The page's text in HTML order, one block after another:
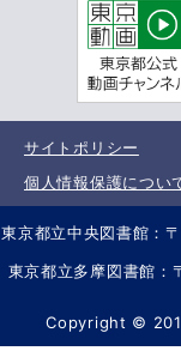
サイトポリシー
個人情報保護につい
東京都立中央図書館
東京都立多摩図書館
Copyright ©